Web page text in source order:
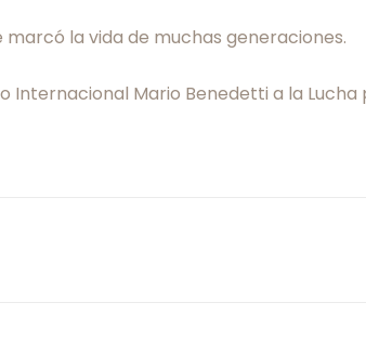
la vida de muchas generaciones.
Mario Benedetti a la Lucha